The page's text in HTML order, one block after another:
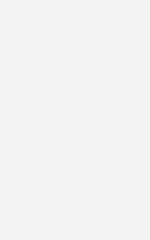
von